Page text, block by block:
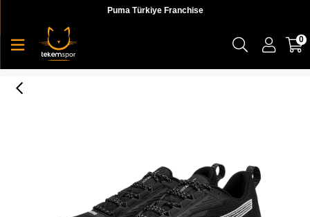
Puma Türkiye Franchise
0